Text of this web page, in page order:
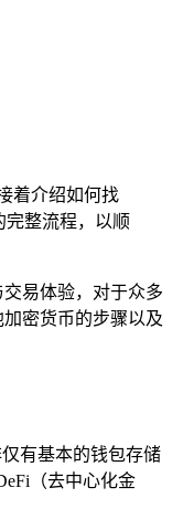
着介绍如何找
整流程，以顺
交易体验，对于众多
密货币的步骤以及
有基本的钱包存储
（去中心化金